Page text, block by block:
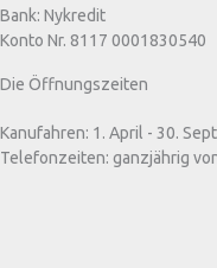
Bank: Nykredit
Konto Nr. 8117 0001830540
Die Öffnungszeiten
Kanufahren: 1. April - 30.
Telefonzeiten: ganzjährig